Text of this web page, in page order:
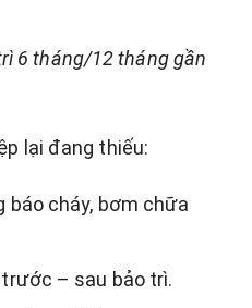
6 tháng/12 tháng gần
lại đang thiếu:
báo cháy, bơm chữa
– sau bảo trì.